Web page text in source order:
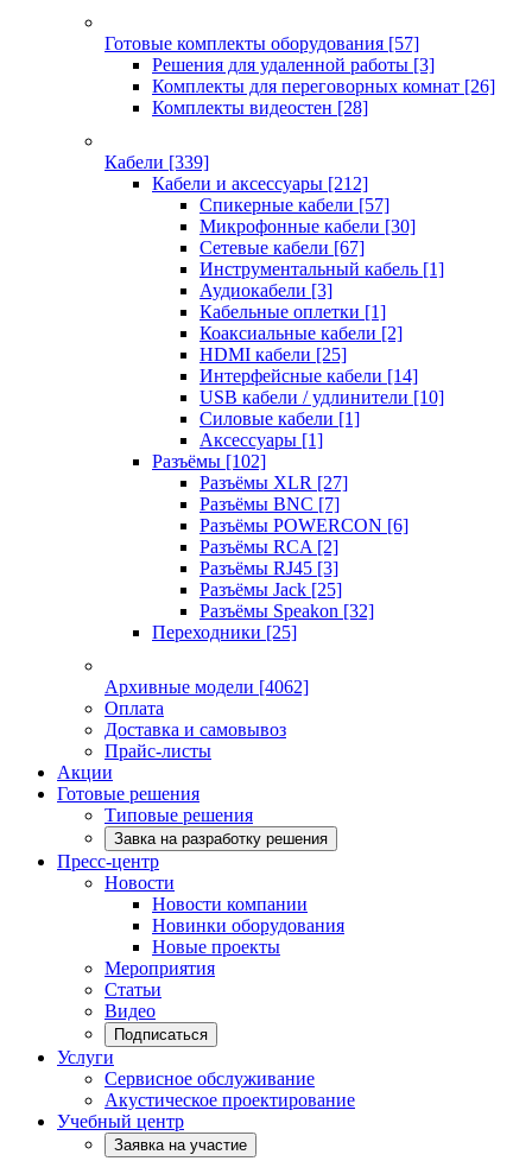
Готовые комплекты оборудования [57]
Решения для удаленной работы [3]
Комплекты для переговорных комнат [26]
Комплекты видеостен [28]
Кабели [339]
Кабели и аксессуары [212]
Спикерные кабели [57]
Микрофонные кабели [30]
Сетевые кабели [67]
Инструментальный кабель [1]
Аудиокабели [3]
Кабельные оплетки [1]
Коаксиальные кабели [2]
HDMI кабели [25]
Интерфейсные кабели [14]
USB кабели / удлинители [10]
Силовые кабели [1]
Аксессуары [1]
Разъёмы [102]
Разъёмы XLR [27]
Разъёмы BNC [7]
Разъёмы POWERCON [6]
Разъёмы RCA [2]
Разъёмы RJ45 [3]
Разъёмы Jack [25]
Разъёмы Speakon [32]
Переходники [25]
Архивные модели [4062]
Оплата
Доставка и самовывоз
Прайс-листы
Акции
Готовые решения
Типовые решения
Завка на разработку решения
Пресс-центр
Новости
Новости компании
Новинки оборудования
Новые проекты
Мероприятия
Статьи
Видео
Подписаться
Услуги
Сервисное обслуживание
Акустическое проектирование
Учебный центр
Заявка на участие